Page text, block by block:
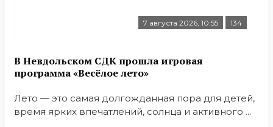
7 августа 2026, 10:55 134
В Невдольском СДК прошла игровая
программа «Весёлое лето»
Лето — это самая долгожданная пора для детей,
время ярких впечатлений, солнца и активного ...